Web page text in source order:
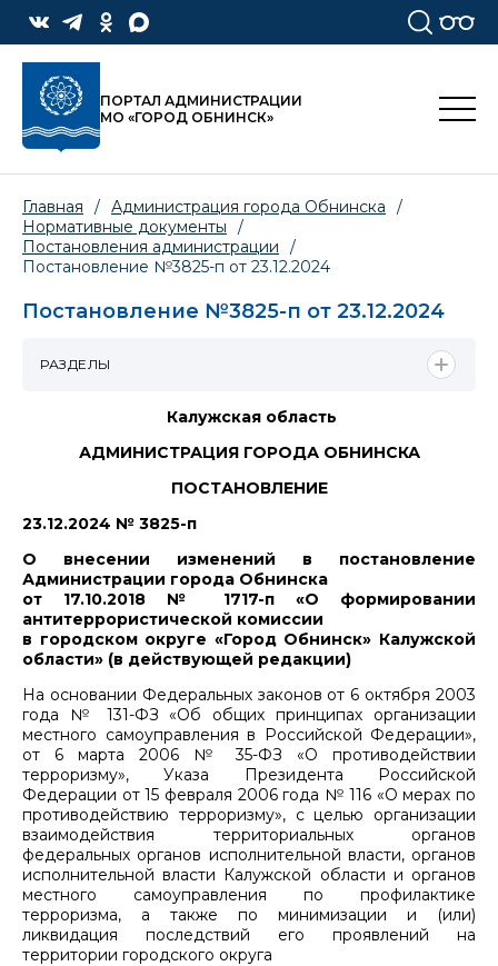
ПОРТАЛ АДМИНИСТРАЦИИ
МО «ГОРОД ОБНИНСК»
Главная / Администрация города Обнинска
/
Нормативные документы
/
Постановления администрации
/
Постановление №3825-п от 23.12.2024
Постановление №3825-п от 23.12.2024
Калужская область
АДМИНИСТРАЦИЯ ГОРОДА ОБНИНСКА
ПОСТАНОВЛЕНИЕ
23.12.2024 № 3825-п
О внесении изменений в постановление
Администрации города Обнинска
от 17.10.2018 № 1717-п «О формировании
антитеррористической комиссии
в городском округе «Город Обнинск» Калужской
области» (в действующей редакции)
На основании Федеральных законов от 6 октября 2003
года № 131-ФЗ «Об общих принципах организации
местного самоуправления в Российской Федерации»,
от 6 марта 2006 № 35-ФЗ «О противодействии
терроризму», Указа Президента Российской
Федерации от 15 февраля 2006 года № 116 «О мерах по
противодействию терроризму», с целью организации
взаимодействия территориальных органов
федеральных органов исполнительной власти, органов
исполнительной власти Калужской области и органов
местного самоуправления по профилактике
терроризма, а также по минимизации и (или)
ликвидация последствий его проявлений на
территории городского округа
РАЗДЕЛЫ